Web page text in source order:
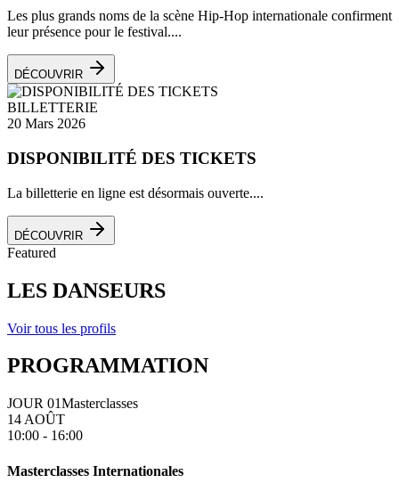
Les plus grands noms de la scène Hip-Hop internationale confirment
leur présence pour le festival....
DÉCOUVRIR
BILLETTERIE
20 Mars 2026
DISPONIBILITÉ DES TICKETS
La billetterie en ligne est désormais ouverte....
DÉCOUVRIR
Featured
LES DANSEURS
Voir tous les profils
PROGRAMMATION
JOUR 01Masterclasses
14 AOÛT
10:00 - 16:00
Masterclasses Internationales